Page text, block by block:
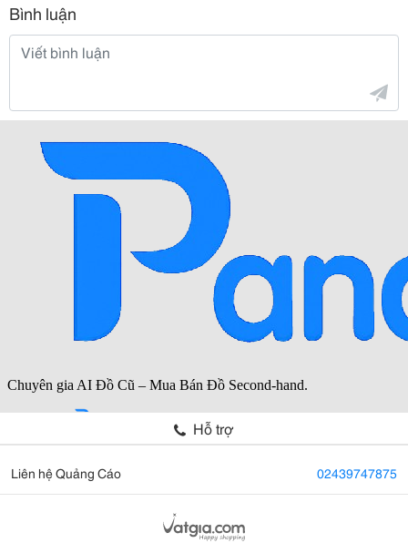
Bình luận
Hỗ trợ
Liên hệ Quảng Cáo 02439747875